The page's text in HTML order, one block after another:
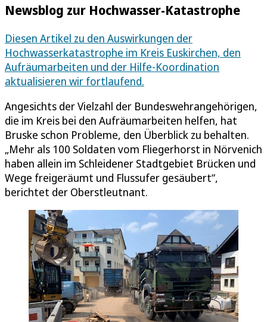
Newsblog zur Hochwasser-Katastrophe
Diesen Artikel zu den Auswirkungen der
Hochwasserkatastrophe im Kreis Euskirchen, den
Aufräumarbeiten und der Hilfe-Koordination
aktualisieren wir fortlaufend.
Angesichts der Vielzahl der Bundeswehrangehörigen,
die im Kreis bei den Aufräumarbeiten helfen, hat
Bruske schon Probleme, den Überblick zu behalten.
„Mehr als 100 Soldaten vom Fliegerhorst in Nörvenich
haben allein im Schleidener Stadtgebiet Brücken und
Wege freigeräumt und Flussufer gesäubert“,
berichtet der Oberstleutnant.